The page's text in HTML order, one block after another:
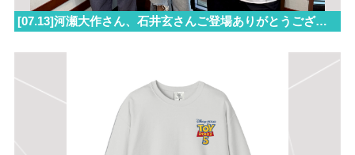
[07.13]河瀬大作さん、石井玄さんご登場ありがとうございました！